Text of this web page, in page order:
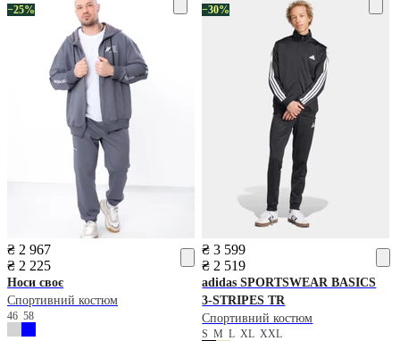
−25%
₴ 2 967
₴ 2 225
Носи своє
Спортивний костюм
46 58
−30%
₴ 3 599
₴ 2 519
adidas SPORTSWEAR BASICS
3-STRIPES TR
Спортивний костюм
SMLXLXXL